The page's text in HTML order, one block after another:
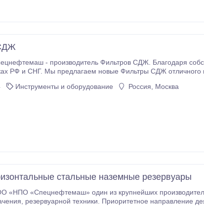
- производитель Фильтров СДЖ. Благодаря
и СНГ. Мы предлагаем новые Фильтры СДЖ отличного качества по
СДЖ-800, СДЖ-900, которые мы с удовольствием доставим в любой
Инструменты и оборудование Россия, Москва
стальные наземные резервуары
«Спецнефтемаш» один из крупнейших производителей
заключается в проектировании и